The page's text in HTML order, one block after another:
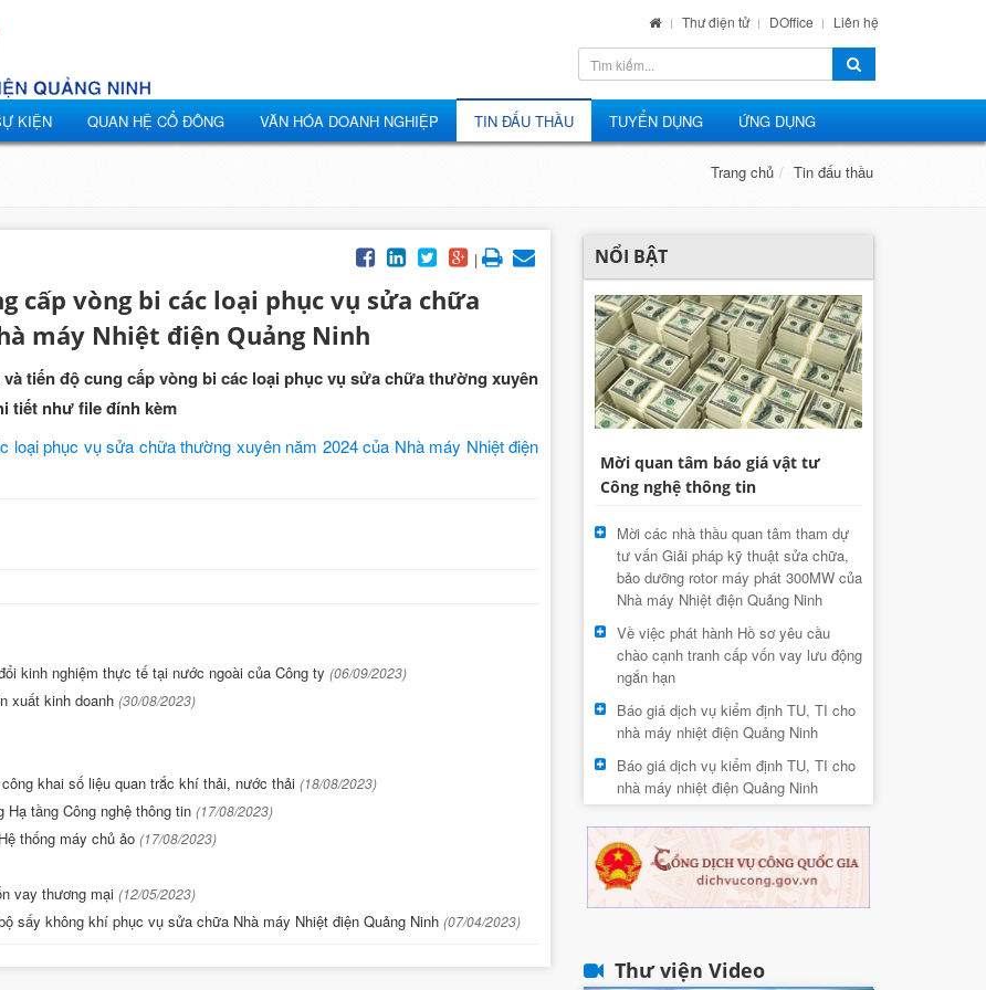
Thư điện tử DOffice Liên hệ
KIỆN QUAN HỆ CỔ ĐÔNG VĂN HÓA DOANH NGHIỆP TIN ĐẤU THẦU TUYỂN DỤNG ỨNG DỤNG
Trang chủ Tin đấu thầu
|
cấp vòng bi các loại phục vụ sửa chữa
máy Nhiệt điện Quảng Ninh
tiến độ cung cấp vòng bi các loại phục vụ sửa chữa thường xuyên
tiết như file đính kèm
loại phục vụ sửa chữa thường xuyên năm 2024 của Nhà máy Nhiệt điện
kinh nghiệm thực tế tại nước ngoài của Công ty (06/09/2023)
xuất kinh doanh (30/08/2023)
khai số liệu quan trắc khí thải, nước thải (18/08/2023)
tầng Công nghệ thông tin (17/08/2023)
thống máy chủ ảo (17/08/2023)
vay thương mại (12/05/2023)
sấy không khí phục vụ sửa chữa Nhà máy Nhiệt điện Quảng Ninh (07/04/2023)
NỔI BẬT
Mời quan tâm báo giá vật tư
Công nghệ thông tin
Mời các nhà thầu quan tâm tham dự
tư vấn Giải pháp kỹ thuật sửa chữa,
bảo dưỡng rotor máy phát 300MW của
Nhà máy Nhiệt điện Quảng Ninh
Về việc phát hành Hồ sơ yêu cầu
chào cạnh tranh cấp vốn vay lưu động
ngắn hạn
Báo giá dịch vụ kiểm định TU, TI cho
nhà máy nhiệt điện Quảng Ninh
Báo giá dịch vụ kiểm định TU, TI cho
nhà máy nhiệt điện Quảng Ninh
Thư viện Video